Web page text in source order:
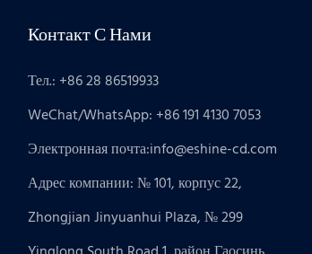
Контакт С Нами
Тел.: +86 28 86519933
WeChat/WhatsApp: +86 191 4130 7053
Электронная почта:info@eshine-cd.com
Адрес компании: № 101, корпус 22,
Zhongjian Jinyuanhui Plaza, № 299